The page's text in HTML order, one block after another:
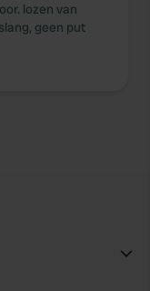
lozen van
geen put